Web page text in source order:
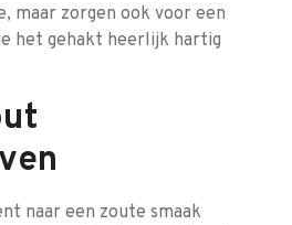
maar zorgen ook voor een
het gehakt heerlijk hartig
naar een zoute smaak